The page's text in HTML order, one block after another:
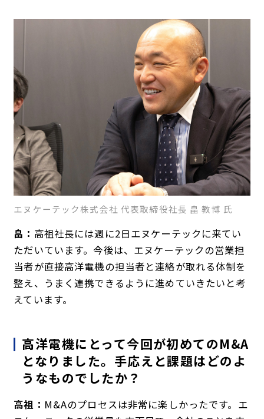
エヌケーテック株式会社 代表取締役社長 畠 教博 氏
畠： 高祖社長には週に2日エヌケーテックに来てい
ただいています。今後は、エヌケーテックの営業担
当者が直接高洋電機の担当者と連絡が取れる体制を
整え、うまく連携できるように進めていきたいと考
えています。
高洋電機にとって今回が初めてのM&A
となりました。手応えと課題はどのよ
うなものでしたか？
高祖： M&Aのプロセスは非常に楽しかったです。エ